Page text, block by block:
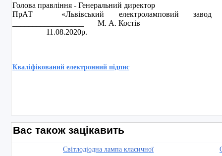
Голова правління - Генеральний директор
ПрАТ «Львівський електроламповий завод
__________________ М. А. Костів
11.08.2020р.
Кваліфікований електронний підпис
Вас також зацікавить
Світлодіодна лампа класичної